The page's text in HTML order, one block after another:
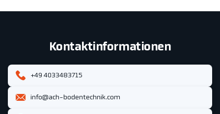
Kontaktinformationen
+49 4033483715
info@ach-bodentechnik.com